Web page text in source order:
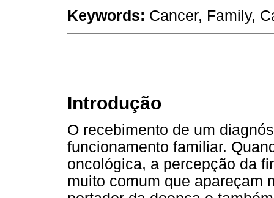
Keywords: Cancer, Family,
Introdução
O recebimento de um
funcionamento familiar.
oncológica, a percepção da
muito comum que apareçam